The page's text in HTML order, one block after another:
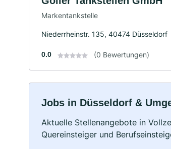
Markentankstelle
Niederrheinstr. 135, 40474 Düsseldorf
0.0 (0 Bewertungen)
Jobs in Düsseldorf &
Aktuelle Stellenangebote in
Quereinsteiger und